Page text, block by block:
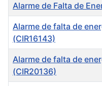
Alarme de Falta de
Alarme de falta de
(CIR16143)
Alarme de falta de
(CIR20136)